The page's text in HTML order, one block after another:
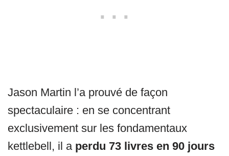
Jason Martin l’a prouvé de façon
spectaculaire : en se concentrant
exclusivement sur les fondamentaux
kettlebell, il a perdu 73 livres en 90 jours